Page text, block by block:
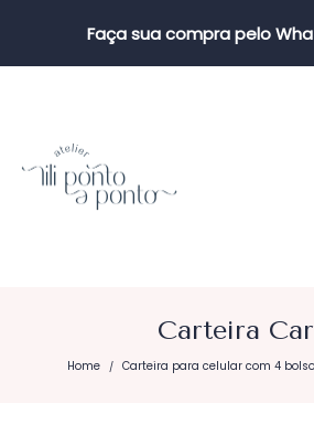
Faça sua compra pelo
Carteira
Home / Carteira para celular com 4